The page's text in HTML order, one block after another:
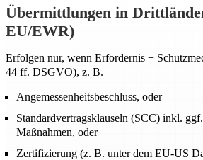
Übermittlungen in
EU/EWR)
Erfolgen nur, wenn Erfordernis +
44 ff. DSGVO), z. B.
Angemessenheitsbeschluss, oder
Standardvertragsklauseln (SCC) inkl.
Maßnahmen, oder
Zertifizierung (z. B. unter dem EU-US